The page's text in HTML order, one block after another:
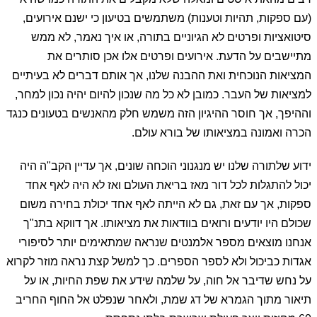
(עם ספקות, תהיות וטענות) משתמשים בטיעון כי ישנם אירועים,
סיטואציות ופרטים לא הגיוניים בתורה, או איך נאמר, לא ממש
מתיישבים על הדעת. אירועים ופרטים אלו אכן סותרים את
המציאות הנוכחית ואת ההבנה שלנו, אך אותם דברים לא בעיתיים
למציאות של העבר. כמובן לא כל מה שנכון להיום יהיה נכון למחר,
וההיפך, אך חוסר ההיגיון הזה משמש חלק מהאנשים בטעונים כנגד
הכרה ואמונה במציאותו של בורא עולם.
ידוע שלתורה שלנו יש מנגנוני הוכחה שונים, אך עדיין הקב"ה היה
יכול להתגלות לכל דור מאז בריאת העולם ואז לא היה לאף אחד
ספקות, אך עם זאת, גם לא הייתה לאף אחד יכולת בחירה משום
שכולם היו יודעים ורואים בוודאות את מציאותו. אך דווקא בתנ"ך
אנחנו מוצאים מספר אלמנטים שנראה שמתאימים יותר לסיפורי
אגדות כביכול ולא לספר הספרים. כך למשל קצת נראה מוזר לקרוא
על נחש שדיבר אל חוה, על שלמה שידע את שפת החיות, או על
תיאור מתוך הגמרא של דג שמת, ולאחר שנפלט אל החוף החריב